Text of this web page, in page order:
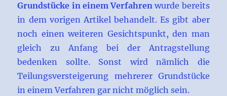
Grundstücke in einem Verfahren wurde bereits
in dem vorigen Artikel behandelt. Es gibt aber
noch einen weiteren Gesichtspunkt, den man
gleich zu Anfang bei der Antragstellung
bedenken sollte. Sonst wird nämlich die
Teilungsversteigerung mehrerer Grundstücke
in einem Verfahren gar nicht möglich sein.